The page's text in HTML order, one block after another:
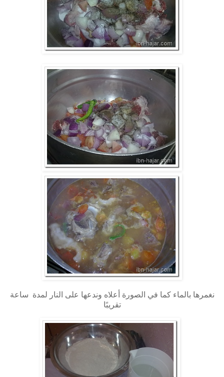
نغمرها بالماء كما في الصورة أعلاه وندعها على النار لمدة ساعة
تقريبًا